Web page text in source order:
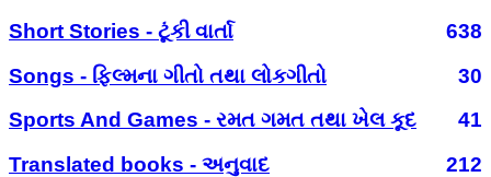
Short Stories - ટૂંકી વાર્તા
638
Songs - ફિલ્મના ગીતો તથા લોકગીતો
30
Sports And Games - રમત ગમત તથા ખેલ કૂદ
41
Translated books - અનુવાદ
212